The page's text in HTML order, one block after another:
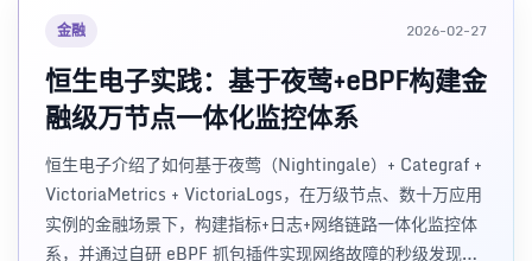
金融 2026-02-27
恒生电子实践：基于夜莺+eBPF构建金
融级万节点一体化监控体系
恒生电子介绍了如何基于夜莺（Nightingale）+ Categraf +
VictoriaMetrics + VictoriaLogs，在万级节点、数十万应用
实例的金融场景下，构建指标+日志+网络链路一体化监控体
系，并通过自研 eBPF 抓包插件实现网络故障的秒级发现与